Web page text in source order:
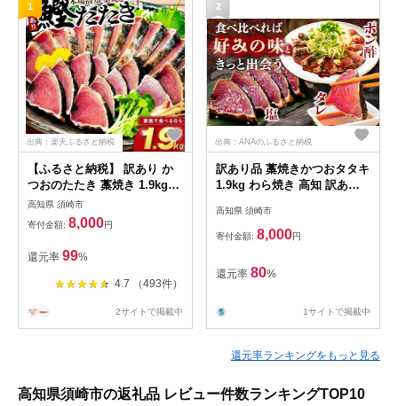
1
出典：楽天ふるさと納税
【ふるさと納税】 訳あり か
つおのたたき 藁焼き 1.9kg
かつおたたき わけあり 不揃
い 規格外 かつおの藁焼き 鰹
たたき カツオ 鰹 わら焼きか
つお 鰹のたたき 冷凍 ふるさ
と納税カツオ 高知県 須崎市
お刺身 刺身 高知県 須崎市
高知県 須崎市
寄付金額: 8,000円
還元率 99%
4.7 （493件）
2サイトで掲載中
2
出典：ANAのふるさと納税
訳あり品 藁焼きかつおタタキ
1.9kg わら焼き 高知 訳あり
真空 小分け 個包装 おつまみ
おかず 惣菜 晩ごはん 加工品
高知県 須崎市
寄付金額: 8,000円
還元率 80%
1サイトで掲載中
還元率ランキングをもっと見る
高知県須崎市の返礼品 レビュー件数ランキングTOP10